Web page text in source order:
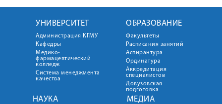
УНИВЕРСИТЕТ
Администрация КГМУ
Кафедры
Медико-
фармацевтический
колледж
Система менеджмента
качества
ОБРАЗОВАНИЕ
Факультеты
Расписания занятий
Аспирантура
Ординатура
Аккредитация
специалистов
Довузовская
подготовка
НАУКА МЕДИА